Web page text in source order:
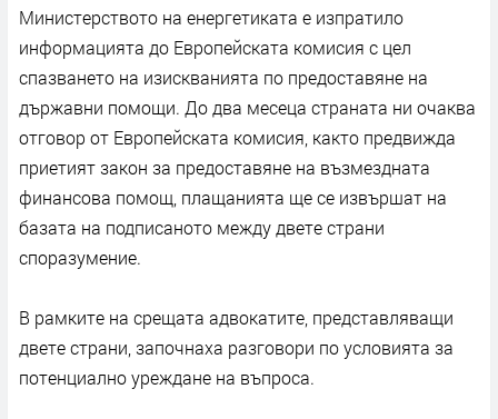
Министерството на енергетиката е изпратило
информацията до Европейската комисия с цел
спазването на изискванията по предоставяне на
държавни помощи. До два месеца страната ни очаква
отговор от Европейската комисия, както предвижда
приетият закон за предоставяне на възмездната
финансова помощ, плащанията ще се извършат на
базата на подписаното между двете страни
споразумение.
В рамките на срещата адвокатите, представляващи
двете страни, започнаха разговори по условията за
потенциално уреждане на въпроса.